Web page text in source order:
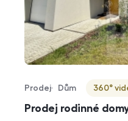
Prodej rodinné
Typ nabídky
Prodej
Typ nemovitosti
Dům
Virtuální prohlídka
360°